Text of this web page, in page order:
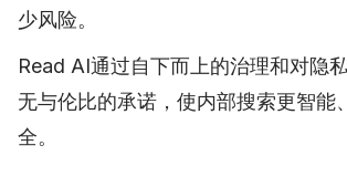
少风险。
Read AI通过自下而上的治理和对隐
无与伦比的承诺，使内部搜索更智能
全。